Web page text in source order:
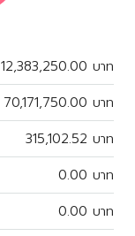
12,383,250.00 บาท
70,171,750.00 บาท
315,102.52 บาท
0.00 บาท
0.00 บาท